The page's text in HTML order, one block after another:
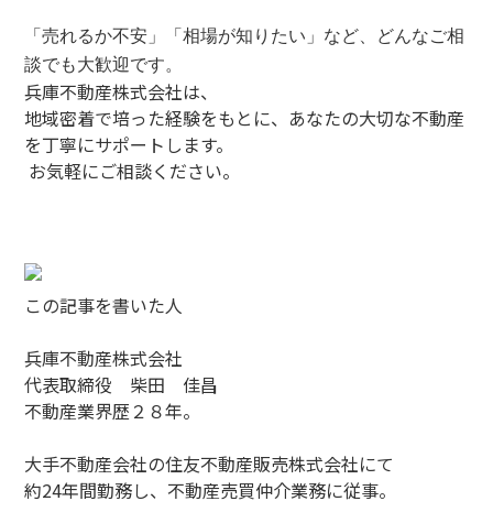
「売れるか不安」「相場が知りたい」など、どんなご相
談でも大歓迎です。
兵庫不動産株式会社は、
地域密着で培った経験をもとに、あなたの大切な不動産
を丁寧にサポートします。
お気軽にご相談ください。
この記事を書いた人
兵庫不動産株式会社
代表取締役 柴田 佳昌
不動産業界歴２８年。
大手不動産会社の住友不動産販売株式会社にて
約24年間勤務し、不動産売買仲介業務に従事。